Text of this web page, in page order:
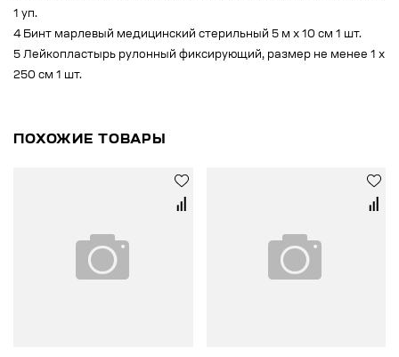
1 уп.
4 Бинт марлевый медицинский стерильный 5 м х 10 см 1 шт.
5 Лейкопластырь рулонный фиксирующий, размер не менее 1 х
250 см 1 шт.
ПОХОЖИЕ ТОВАРЫ